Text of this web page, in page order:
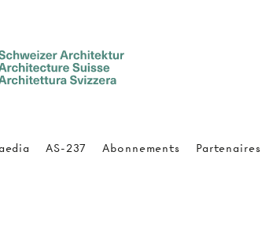
AS-237 Abonnements Partenaires